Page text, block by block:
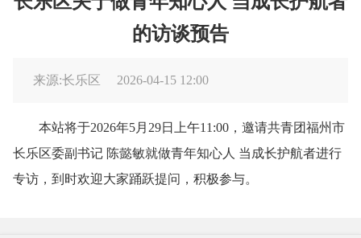
的访谈预告
来源:长乐区 2026-04-15 12:00
本站将于2026年5月29日上午11:00，邀请共青团福州市
长乐区委副书记 陈懿敏就做青年知心人 当成长护航者进行
专访，到时欢迎大家踊跃提问，积极参与。